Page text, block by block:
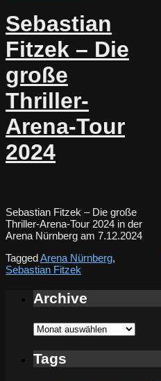
Sebastian
Fitzek – Die
große
Thriller-
Arena-Tour
2024
Sebastian Fitzek – Die große
Thriller-Arena-Tour 2024 in der
Arena Nürnberg am 7.12.2024
TaggedArena Nürnberg,
Sebastian Fitzek
Archive
Archive
Tags